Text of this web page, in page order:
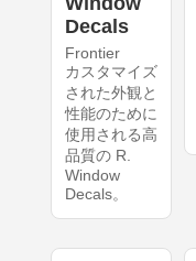
Decals
Frontier
カスタマイズ
された外観と
性能のために
使用される高
品質の R.
Window
Decals。